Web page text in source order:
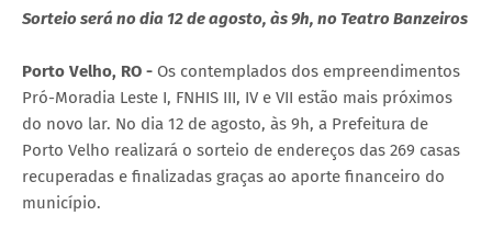
Sorteio será no dia 12 de agosto, às 9h, no Teatro Banzeiros
Porto Velho, RO - Os contemplados dos empreendimentos
Pró-Moradia Leste I, FNHIS III, IV e VII estão mais próximos
do novo lar. No dia 12 de agosto, às 9h, a Prefeitura de
Porto Velho realizará o sorteio de endereços das 269 casas
recuperadas e finalizadas graças ao aporte financeiro do
município.